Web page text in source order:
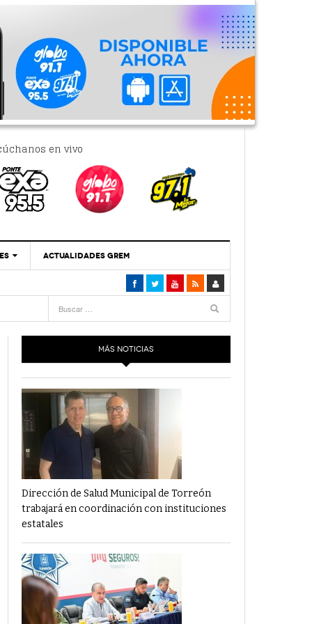
en vivo
‘Se Vale Soñar Con Una Contraloría Ciudadana’
Financiamiento’ Por PC29
‘La Laguna: Bomba De Tiempo Por Falta De
Planeación’ Por PC29
‘Las Corrupciones, Sus Formas Y Efectos’ Por
PC29- 7 mayo, 2021
ACTUALIDADES GREM
MÁS NOTICIAS
Dirección de Salud Municipal de Torreón
trabajará en coordinación con instituciones
estatales